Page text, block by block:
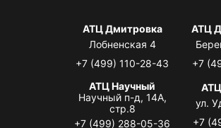
АТЦ Дмитровка
Лобненская 4
+7 (499) 110-28-43
АТЦ
+7
АТЦ Научный
Научный п-д, 14А,
стр.8
+7 (499) 288-05-36
ул.
+7